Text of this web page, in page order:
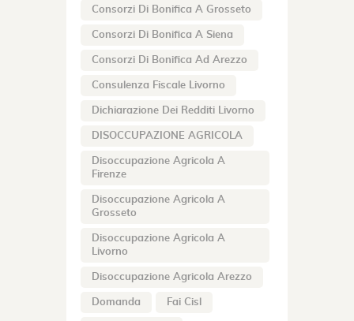
Consorzi Di Bonifica A Grosseto
Consorzi Di Bonifica A Siena
Consorzi Di Bonifica Ad Arezzo
Consulenza Fiscale Livorno
Dichiarazione Dei Redditi Livorno
DISOCCUPAZIONE AGRICOLA
Disoccupazione Agricola A
Firenze
Disoccupazione Agricola A
Grosseto
Disoccupazione Agricola A
Livorno
Disoccupazione Agricola Arezzo
Domanda Fai Cisl